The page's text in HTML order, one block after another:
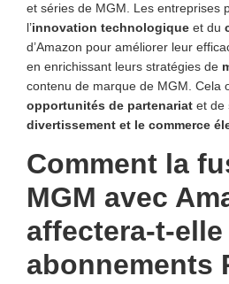
et séries de MGM. Les entreprises
l’innovation technologique et du
d’Amazon pour améliorer leur
en enrichissant leurs stratégies de
contenu de marque de MGM. Cela
opportunités de partenariat et de
divertissement et le commerce
Comment la
MGM avec
affectera-t-elle
abonnements